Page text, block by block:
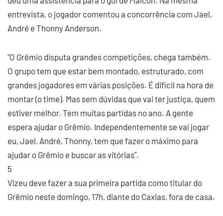
entrevista, o jogador comentou a concorrência com Jael,
André e Thonny Anderson.
"O Grêmio disputa grandes competições, chega também.
O grupo tem que estar bem montado, estruturado, com
grandes jogadores em várias posições. É difícil na hora de
montar (o time). Mas sem dúvidas que vai ter justiça, quem
estiver melhor. Tem muitas partidas no ano. A gente
espera ajudar o Grêmio. Independentemente se vai jogar
eu, Jael, André, Thonny, tem que fazer o máximo para
ajudar o Grêmio e buscar as vitórias".
5
Vizeu deve fazer a sua primeira partida como titular do
Grêmio neste domingo, 17h, diante do Caxias, fora de casa.